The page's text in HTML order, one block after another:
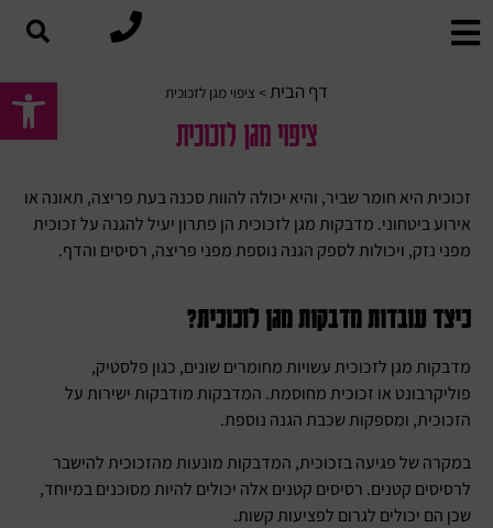
פתח דף הבית > ציפוי מגן לזכוכית
ציפוי מגן לזכוכית
זכוכית היא חומר שביר, והיא יכולה להוות סכנה בעת פריצה, תאונה או
אירוע ביטחוני. מדבקות מגן לזכוכית הן פתרון יעיל להגנה על זכוכית
מפני נזק, ויכולות לספק הגנה נוספת מפני פריצה, רסיסים והדף.
כיצד עובדות מדבקות מגן לזכוכית?
מדבקות מגן לזכוכית עשויות מחומרים שונים, כגון פלסטיק,
פוליקרבונט או זכוכית מחוסמת. המדבקות מודבקות ישירות על
הזכוכית, ומספקות שכבת הגנה נוספת.
במקרה של פגיעה בזכוכית, המדבקות מונעות מהזכוכית להישבר
לרסיסים קטנים. רסיסים קטנים אלה יכולים להיות מסוכנים במיוחד,
שכן הם יכולים לגרום לפציעות קשות.